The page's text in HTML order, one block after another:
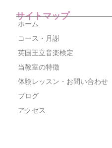
サイトマップ
ホーム
コース・月謝
英国王立音楽検定
当教室の特徴
体験レッスン・お問い合わせ
ブログ
アクセス